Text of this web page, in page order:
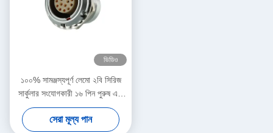
ভিডিও
১০০% সামঞ্জস্যপূর্ণ লেমো ২বি সিরিজ
সার্কুলার সংযোগকারী ১৬ পিন পুরুষ এবং
মহিলা
সেরা মূল্য পান